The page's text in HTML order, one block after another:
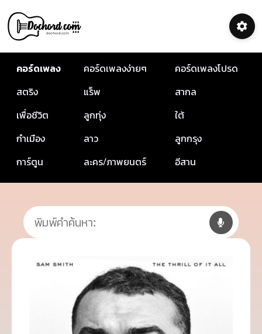
คอร์ดเพลง คอร์ดเพลงง่ายๆ
คอร์ดเพลงโปรด
สตริง
แร็พ
สากล
เพื่อชีวิต
ลูกทุ่ง
ใต้
กำเมือง
ลาว
ลูกกรุง
การ์ตูน
ละคร/ภาพยนตร์ อีสาน